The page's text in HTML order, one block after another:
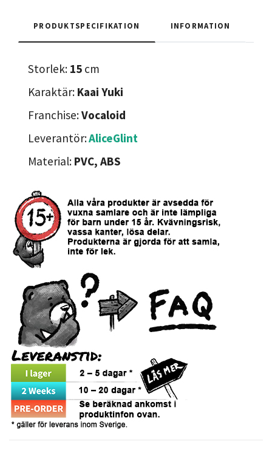
PRODUKTSPECIFIKATION INFORMATION
Storlek: 15 cm
Karaktär: Kaai Yuki
Franchise:Vocaloid
Leverantör:AliceGlint
Material: PVC, ABS